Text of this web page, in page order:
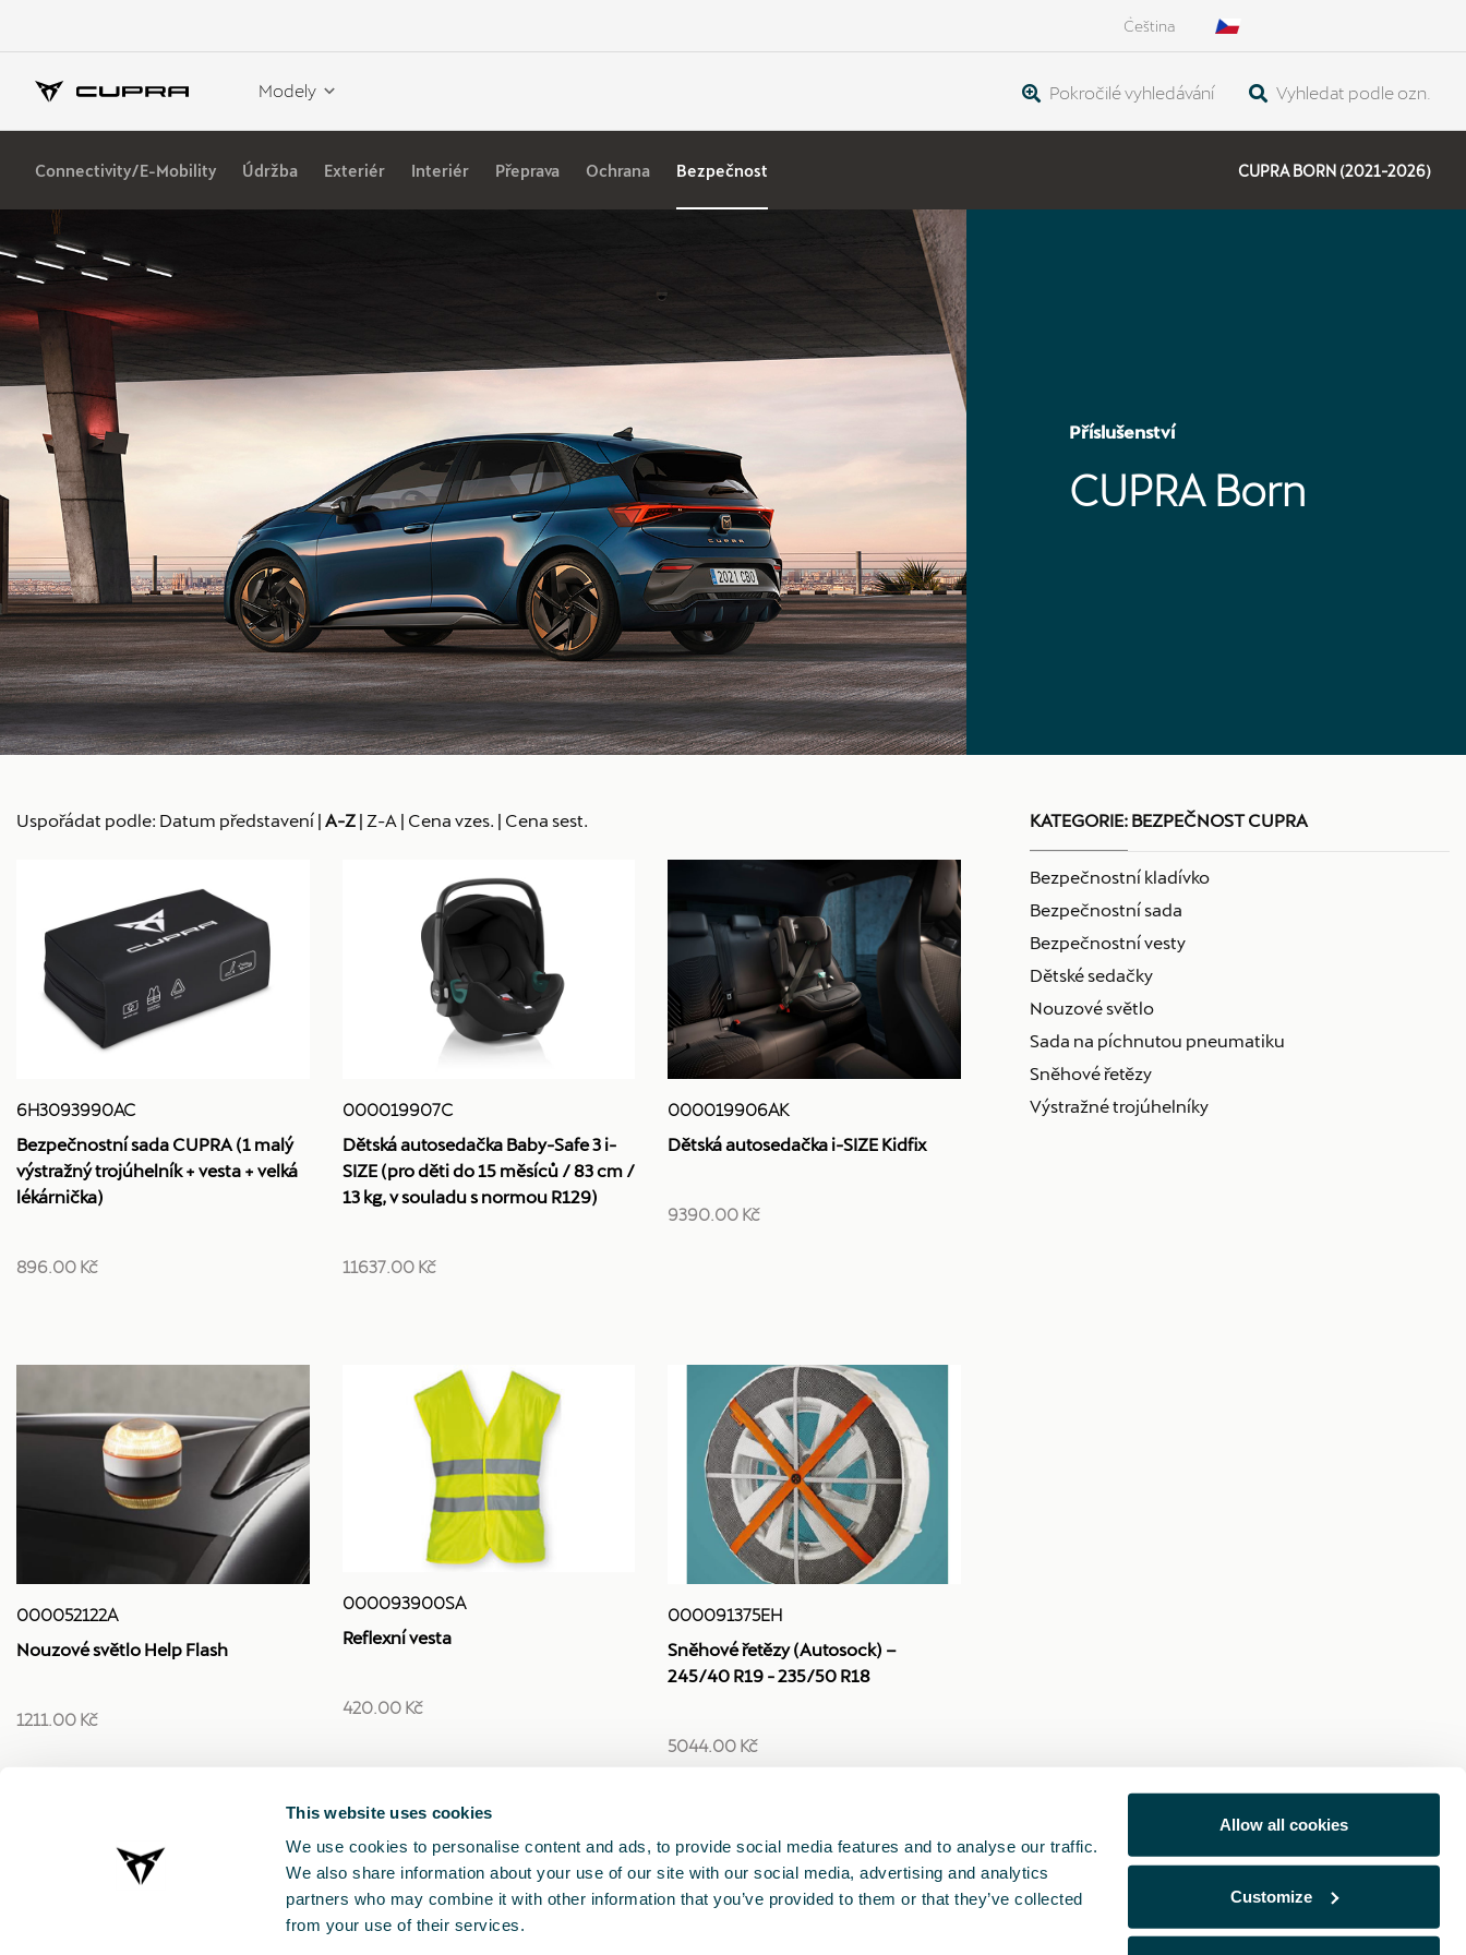
This website uses cookies
We use cookies to personalise content and ads, to provide social media features and to analyse our traffic.
We also share information about your use of our site with our social media, advertising and analytics
partners who may combine it with other information that you’ve provided to them or that they’ve collected
from your use of their services.
Allow all cookies
Customize
Čeština
Modely Pokročilé vyhledávání Vyhledat podle ozn.
Connectivity/E-Mobility Údržba Exteriér Interiér Přeprava Ochrana Bezpečnost CUPRA BORN (2021-2026)
Příslušenství
CUPRA Born
Uspořádat podle: Datum představení | A-Z | Z-A | Cena vzes. | Cena sest.
6H3093990AC
Bezpečnostní sada CUPRA (1 malý
výstražný trojúhelník + vesta + velká
lékárnička)
896.00 Kč
000019907C
Dětská autosedačka Baby-Safe 3 i-
SIZE (pro děti do 15 měsíců / 83 cm /
13 kg, v souladu s normou R129)
11637.00 Kč
000019906AK
Dětská autosedačka i-SIZE Kidfix
9390.00 Kč
000052122A
Nouzové světlo Help Flash
1211.00 Kč
000093900SA
Reflexní vesta
420.00 Kč
000091375EH
Sněhové řetězy (Autosock) –
245/40 R19 - 235/50 R18
5044.00 Kč
KATEGORIE: BEZPEČNOST CUPRA
Bezpečnostní kladívko
Bezpečnostní sada
Bezpečnostní vesty
Dětské sedačky
Nouzové světlo
Sada na píchnutou pneumatiku
Sněhové řetězy
Výstražné trojúhelníky